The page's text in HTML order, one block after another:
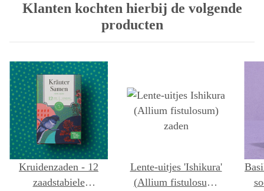
Klanten kochten hierbij de volgende
producten
Kruidenzaden - 12
zaadstabiele
Lente-uitjes 'Ishikura'
(Allium fistulosum)